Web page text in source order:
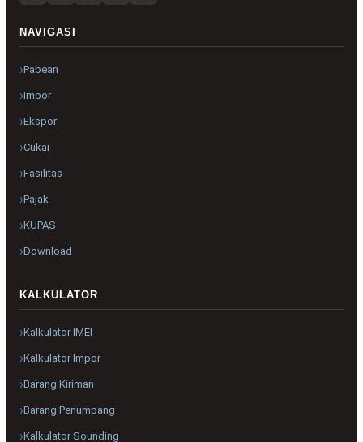
NAVIGASI
Pabean
Impor
Ekspor
Cukai
Fasilitas
Pajak
KUPAS
Download
KALKULATOR
Kalkulator IMEI
Kalkulator Impor
Barang Kiriman
Barang Penumpang
Kalkulator Sounding